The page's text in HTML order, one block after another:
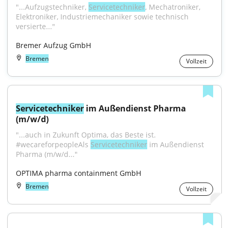
"...Aufzugstechniker, Servicetechniker, Mechatroniker,
Elektroniker, Industriemechaniker sowie technisch
versierte..."
Bremer Aufzug GmbH
Bremen Vollzeit
Servicetechniker im Außendienst Pharma
(m/w/d)
"...auch in Zukunft Optima, das Beste ist.
#wecareforpeopleAls Servicetechniker im Außendienst
Pharma (m/w/d..."
OPTIMA pharma containment GmbH
Bremen Vollzeit